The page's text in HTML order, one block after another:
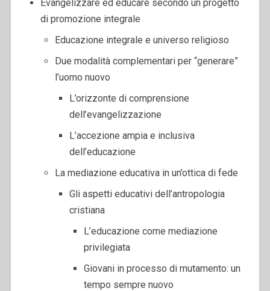
Evangelizzare ed educare secondo un progetto
di promozione integrale
Educazione integrale e universo religioso
Due modalità complementari per “generare”
l’uomo nuovo
L’orizzonte di comprensione
dell’evangelizzazione
L’accezione ampia e inclusiva
dell’educazione
La mediazione educativa in un’ottica di fede
Gli aspetti educativi dell’antropologia
cristiana
L’educazione come mediazione
privilegiata
Giovani in processo di mutamento: un
tempo sempre nuovo